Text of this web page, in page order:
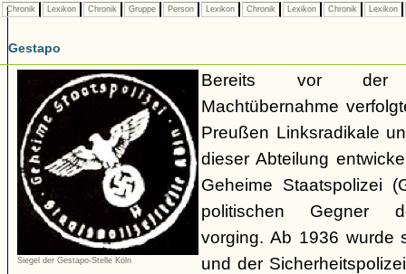
Chronik Lexikon Chronik Gruppe Person Lexikon Chronik Lexikon Chronik Lexikon
Gestapo
Siegel der Gestapo-Stelle Köln
Bereits vor der
Machtübernahme
Preußen Linksradikale
dieser Abteilung
Geheime Staatspolizei
politischen Gegner
vorging. Ab 1936 wurde
und der